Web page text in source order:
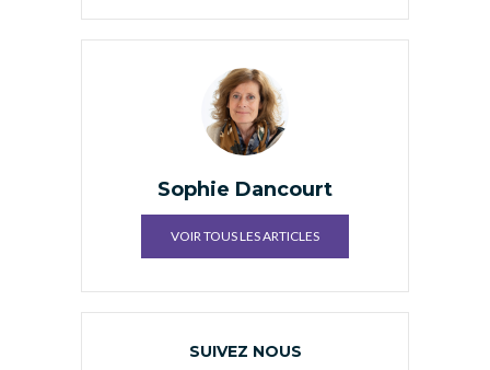
Sophie Dancourt
VOIR TOUS LES ARTICLES
SUIVEZ NOUS